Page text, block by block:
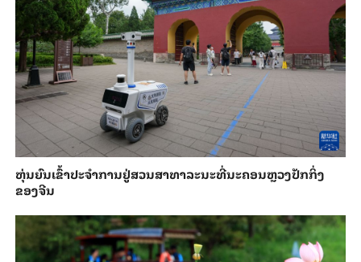
​ຫຸ່ນ​ຍົນ​ເຂົ້າ​ປະ​ຈຳ​ການ​ຢູ່​ສວນ​ສາ​ທາ​ລະ​ນະ​ທີ່​ນະ​ຄອນຫຼວງ​ປັກ​ກິ່ງ​
ຂອງ​ຈີນ